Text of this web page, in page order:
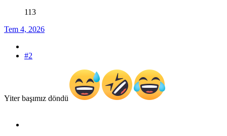
113
Tem 4, 2026
#2
Yiter başımız döndü